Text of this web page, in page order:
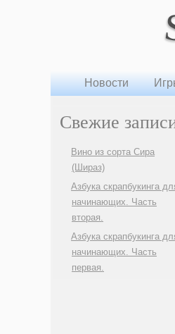
Новости
Свежие
Вино из сорта Сира
(Шираз)
Азбука скрапбукинга
начинающих. Часть
вторая.
Азбука скрапбукинга
начинающих. Часть
первая.